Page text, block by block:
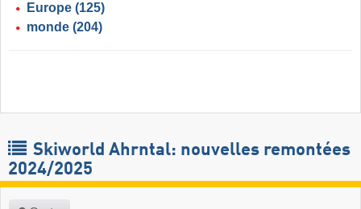
Europe (125)
monde (204)
Skiworld Ahrntal: nouvelles remontées
2024/2025